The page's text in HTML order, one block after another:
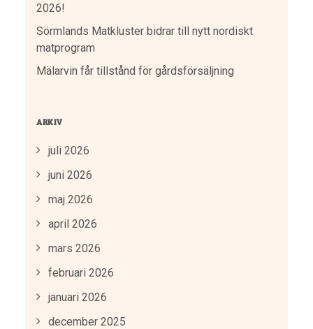
2026!
Sörmlands Matkluster bidrar till nytt nordiskt
matprogram
Mälarvin får tillstånd för gårdsförsäljning
ARKIV
juli 2026
juni 2026
maj 2026
april 2026
mars 2026
februari 2026
januari 2026
december 2025